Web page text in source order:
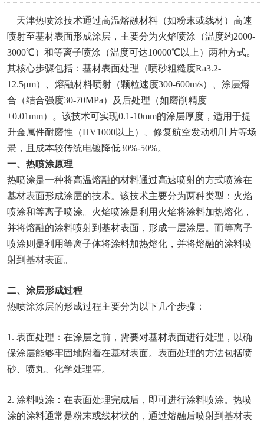
天津热喷涂技术通过高温熔融材料（如粉末或线材）高速
喷射至基材表面形成涂层，主要分为火焰喷涂（温度约2000-
3000℃）和等离子喷涂（温度可达10000℃以上）两种方式。
其核心步骤包括：基材表面处理（喷砂粗糙度Ra3.2-
12.5μm）、熔融材料喷射（颗粒速度300-600m/s）、涂层熔
合（结合强度30-70MPa）及后处理（如磨削精度
±0.01mm）。该技术可实现0.1-10mm的涂层厚度，适用于提
升金属件耐磨性（HV1000以上）、修复航空发动机叶片等场
景，且成本较传统电镀降低30%-50%。
一、热喷涂原理
热喷涂是一种将高温熔融的材料通过高速喷射的方式喷涂在
基材表面形成涂层的技术。该技术主要分为两种类型：火焰
喷涂和等离子喷涂。火焰喷涂是利用火焰将涂料加热熔化，
并将熔融的涂料喷射到基材表面，形成一层涂层。而等离子
喷涂则是利用等离子体将涂料加热熔化，并将熔融的涂料喷
射到基材表面。
二、涂层形成过程
热喷涂涂层的形成过程主要分为以下几个步骤：
1. 表面处理：在涂层之前，需要对基材表面进行处理，以确
保涂层能够牢固地附着在基材表面。表面处理的方法包括喷
砂、喷丸、化学处理等。
2. 涂料喷涂：在表面处理完成后，即可进行涂料喷涂。热喷
涂的涂料通常是粉末或线材状的，通过熔融后喷射到基材表